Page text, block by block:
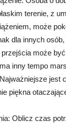
terenie, z
może
dla innych
może być
inny tempo
jest
piękna
Oblicz czas